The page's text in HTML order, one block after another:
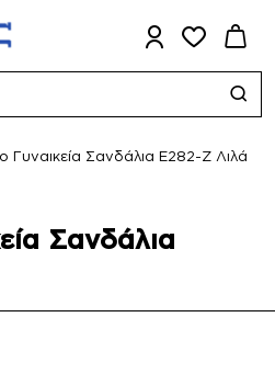
Σανδάλια
Γυναικεία Σανδάλια E282-Z Λιλά